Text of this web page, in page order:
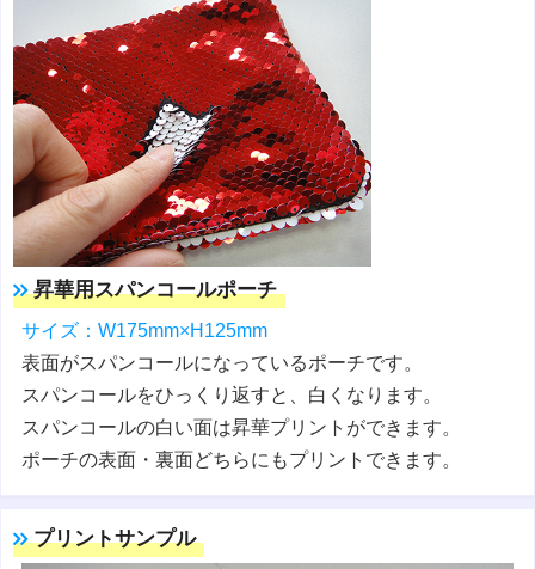
昇華用スパンコールポーチ
サイズ：W175mm×H125mm
表面がスパンコールになっているポーチです。
スパンコールをひっくり返すと、白くなります。
スパンコールの白い面は昇華プリントができます。
ポーチの表面・裏面どちらにもプリントできます。
プリントサンプル